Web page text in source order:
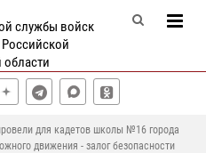
службы войск
для кадетов школы №16 города
движения - залог безопасности